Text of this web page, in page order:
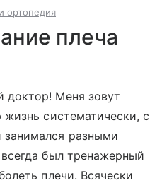
ортопедия
плеча
доктор! Меня зовут
систематически, с
разными
был тренажерный
плечи. Всячески